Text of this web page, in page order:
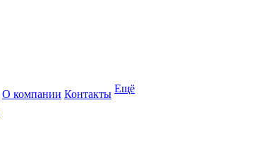
О компании Контакты Ещё